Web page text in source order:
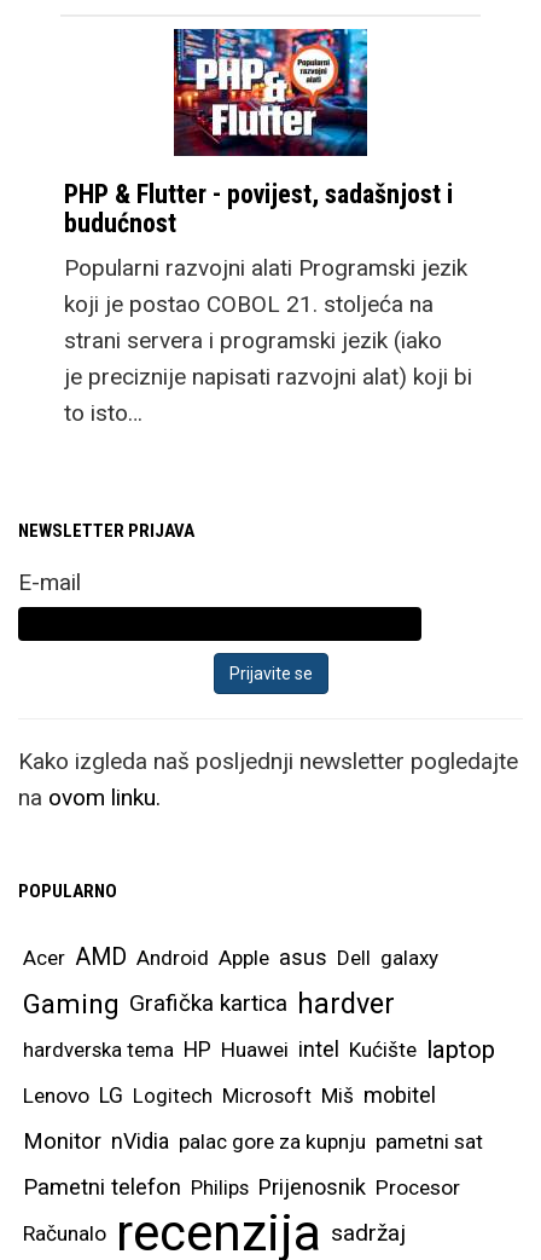
PHP & Flutter - povijest, sadašnjost i
budućnost
Popularni razvojni alati Programski jezik
koji je postao COBOL 21. stoljeća na
strani servera i programski jezik (iako
je preciznije napisati razvojni alat) koji bi
to isto…
NEWSLETTER PRIJAVA
E-mail
Kako izgleda naš posljednji newsletter pogledajte
na ovom linku.
POPULARNO
Acer AMD Android Apple asus Dell galaxy
Gaming Grafička kartica hardver
hardverska tema HP Huawei intel Kućište laptop
Lenovo LG Logitech Microsoft Miš mobitel
Monitor nVidia palac gore za kupnju pametni sat
Pametni telefon Philips Prijenosnik Procesor
Računalo recenzija sadržaj